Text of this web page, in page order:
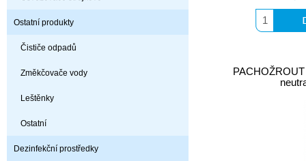
Ostatní produkty
Čističe odpadů
Změkčovače vody
Leštěnky
Ostatní
Dezinfekční prostředky